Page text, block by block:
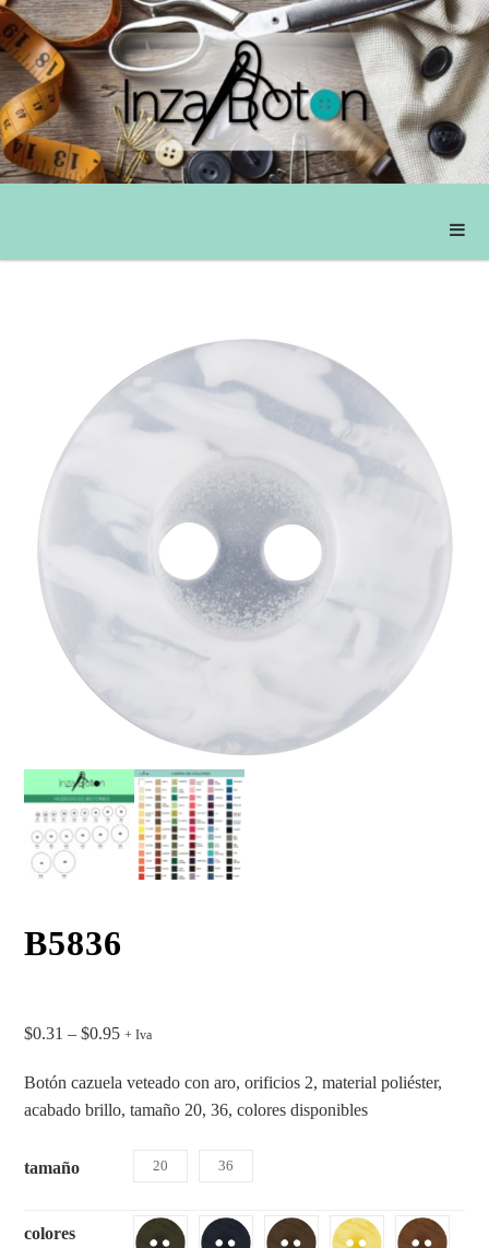
B5836
$0.31 – $0.95 + Iva
Botón cazuela veteado con aro, orificios 2, material poliéster,
acabado brillo, tamaño 20, 36, colores disponibles
tamaño 20 36
colores